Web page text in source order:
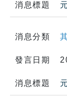
消息標題
消息分類
發言日期
消息標題